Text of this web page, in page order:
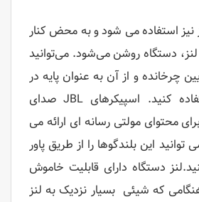
نیز استفاده می شود و به محض کنار
دستگاه روشن می‌شود. می‌توانید
چرخانده و از آن به عنوان پایه در
زوایای مختلف استفاده کنید. اسپیکرهای JBL صدای
محتوای مولتی رسانه ای ارائه می
این بلندگوها را از طریق پاور
دستگاه دارای قابلیت خاموش
که شیئی بسیار نزدیک به لنز